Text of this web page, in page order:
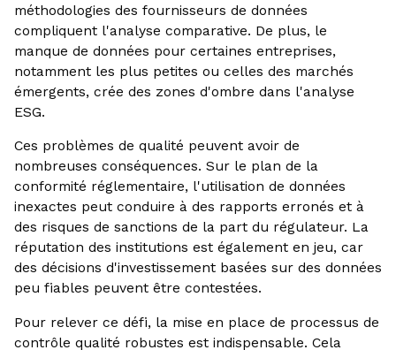
méthodologies des fournisseurs de données
compliquent l'analyse comparative. De plus, le
manque de données pour certaines entreprises,
notamment les plus petites ou celles des marchés
émergents, crée des zones d'ombre dans l'analyse
ESG.
Ces problèmes de qualité peuvent avoir de
nombreuses conséquences. Sur le plan de la
conformité réglementaire, l'utilisation de données
inexactes peut conduire à des rapports erronés et à
des risques de sanctions de la part du régulateur. La
réputation des institutions est également en jeu, car
des décisions d'investissement basées sur des données
peu fiables peuvent être contestées.
Pour relever ce défi, la mise en place de processus de
contrôle qualité robustes est indispensable. Cela